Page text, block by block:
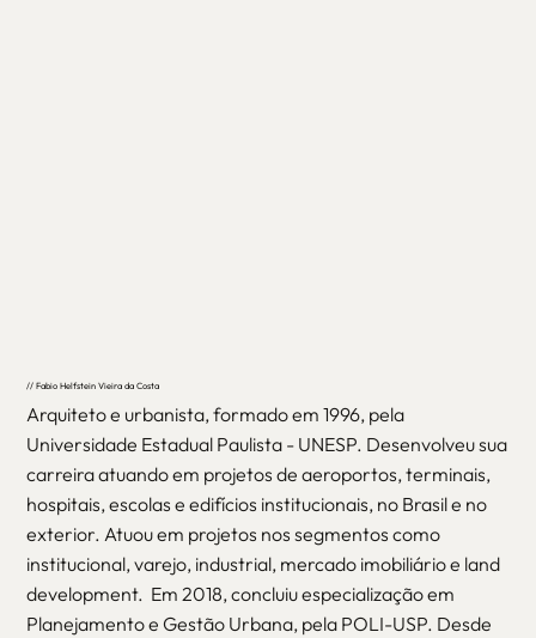
// Fabio Helfstein Vieira da Costa
Arquiteto e urbanista, formado em 1996, pela
Universidade Estadual Paulista - UNESP. Desenvolveu sua
carreira atuando em projetos de aeroportos, terminais,
hospitais, escolas e edifícios institucionais, no Brasil e no
exterior. Atuou em projetos nos segmentos como
institucional, varejo, industrial, mercado imobiliário e land
development. Em 2018, concluiu especialização em
Planejamento e Gestão Urbana, pela POLI-USP. Desde